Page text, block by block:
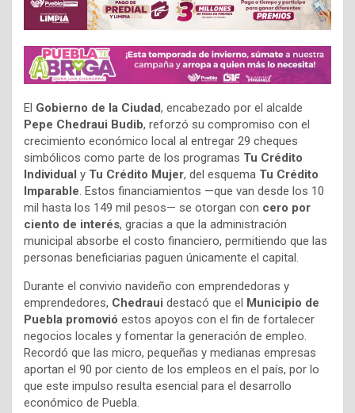
El Gobierno de la Ciudad, encabezado por el alcalde
Pepe Chedraui Budib, reforzó su compromiso con el
crecimiento económico local al entregar 29 cheques
simbólicos como parte de los programas Tu Crédito
Individual y Tu Crédito Mujer, del esquema Tu Crédito
Imparable. Estos financiamientos —que van desde los 10
mil hasta los 149 mil pesos— se otorgan con cero por
ciento de interés, gracias a que la administración
municipal absorbe el costo financiero, permitiendo que las
personas beneficiarias paguen únicamente el capital.
Durante el convivio navideño con emprendedoras y
emprendedores, Chedraui destacó que el Municipio de
Puebla promovió estos apoyos con el fin de fortalecer
negocios locales y fomentar la generación de empleo.
Recordó que las micro, pequeñas y medianas empresas
aportan el 90 por ciento de los empleos en el país, por lo
que este impulso resulta esencial para el desarrollo
económico de Puebla.